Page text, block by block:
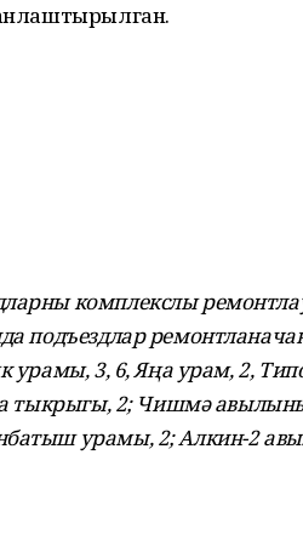
комплекслы
подъездлар
3, 6, Яңа урам, 2,
тыкрыгы, 2; Чишмә
урамы, 2; Алкин-2